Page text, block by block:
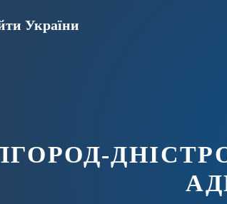
України